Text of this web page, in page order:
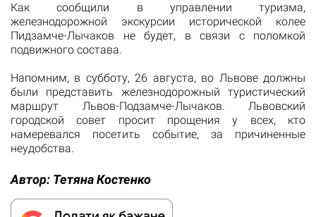
Как сообщили в управлении туризма,
железнодорожной экскурсии исторической колее
Пидзамче-Лычаков не будет, в связи с поломкой
подвижного состава.
Напомним, в субботу, 26 августа, во Львове должны
были представить железнодорожный туристический
маршрут Львов-Подзамче-Лычаков. Львовский
городской совет просит прощения у всех, кто
намеревался посетить событие, за причиненные
неудобства.
Автор: Тетяна Костенко